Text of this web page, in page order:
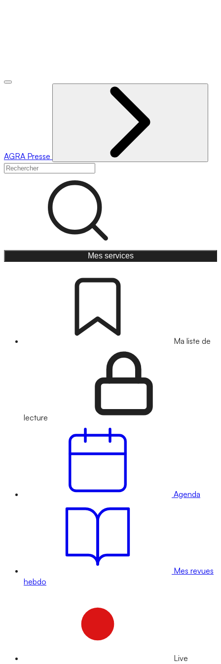
AGRA Presse
Mes services
Ma liste de
lecture
Agenda
Mes revues
hebdo
Live